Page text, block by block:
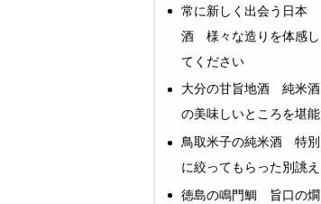
常に新しく出会う日本
酒 様々な造りを体感し
てください
大分の甘旨地酒 純米酒
の美味しいところを堪能
鳥取米子の純米酒 特別
に絞ってもらった別誂え
徳島の鳴門鯛 旨口の燗